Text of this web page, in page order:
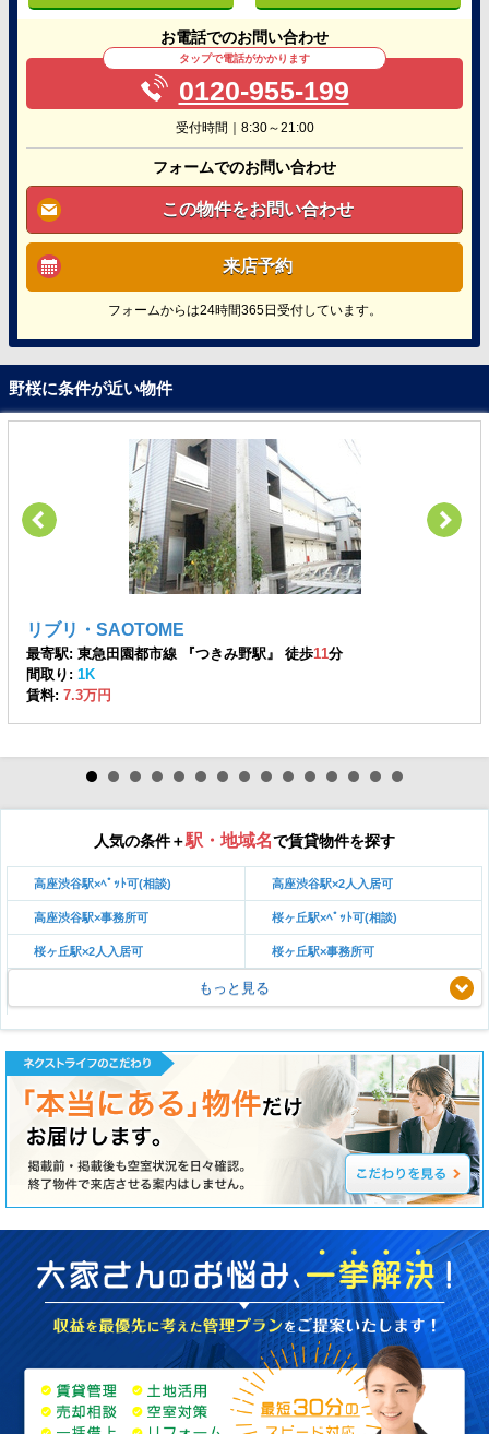
お電話でのお問い合わせ
タップで電話がかかります
0120-955-199
受付時間｜8:30～21:00
フォームでのお問い合わせ
この物件をお問い合わせ
来店予約
フォームからは24時間365日受付しています。
野桜に条件が近い物件
リブリ・SAOTOME
最寄駅: 東急田園都市線 『つきみ野駅』 徒歩11分
間取り: 1K
賃料: 7.3万円
人気の条件＋駅・地域名で賃貸物件を探す
高座渋谷駅×ﾍﾟｯﾄ可(相談) 高座渋谷駅×2人入居可
高座渋谷駅×事務所可 桜ヶ丘駅×ﾍﾟｯﾄ可(相談)
桜ヶ丘駅×2人入居可 桜ヶ丘駅×事務所可
もっと見る